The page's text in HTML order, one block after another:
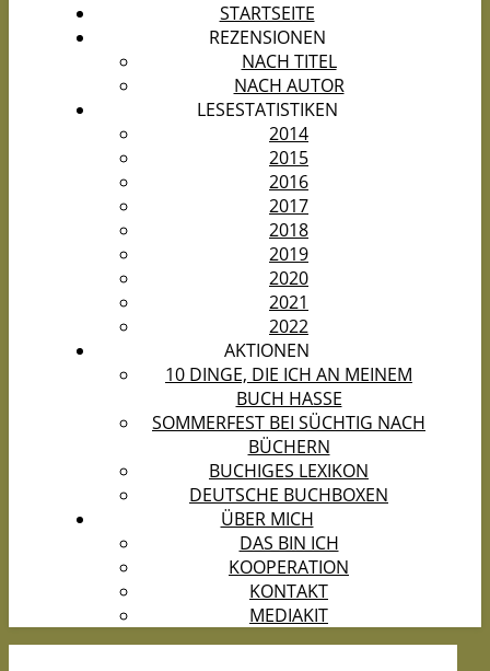
STARTSEITE
REZENSIONEN
NACH TITEL
NACH AUTOR
LESESTATISTIKEN
2014
2015
2016
2017
2018
2019
2020
2021
2022
AKTIONEN
10 DINGE, DIE ICH AN MEINEM
BUCH HASSE
SOMMERFEST BEI SÜCHTIG NACH
BÜCHERN
BUCHIGES LEXIKON
DEUTSCHE BUCHBOXEN
ÜBER MICH
DAS BIN ICH
KOOPERATION
KONTAKT
MEDIAKIT